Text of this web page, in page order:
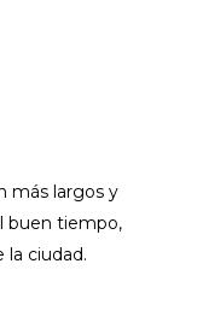
más largos y
buen tiempo,
la ciudad.